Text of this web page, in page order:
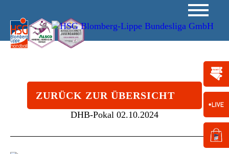
ZURÜCK ZUR ÜBERSICHT
DHB-Pokal 02.10.2024